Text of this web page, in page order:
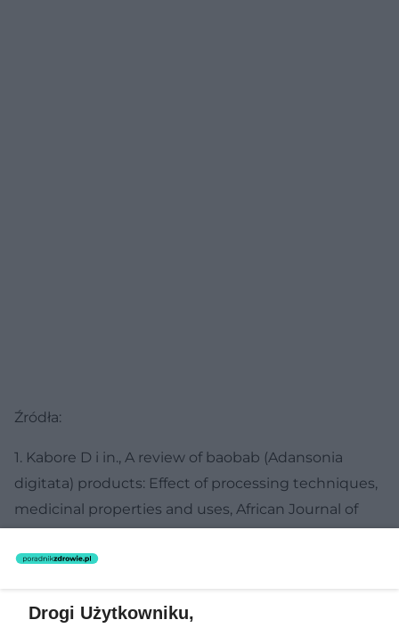
Źródła:
1. Kabore D i in., A review of baobab (Adansonia
digitata) products: Effect of processing techniques,
medicinal properties and uses, African Journal of
in., Adansonia digitala L. – A review of traditional
Focus, 2010, 23(1), 11-51 3. Ibrahima C. i in.,
Drogi Użytkowniku,